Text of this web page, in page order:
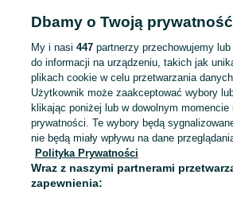
Jagody Leśne
Częstochowa, Raków
20 lipca 2026
25 zł
Dbamy o Twoją prywatność
My i nasi 447partnerzy przechowujemy
do informacji na urządzeniu, takich jak
plikach cookie w celu przetwarzania
Użytkownik może zaakceptować wybory
klikając poniżej lub w dowolnym
prywatności. Te wybory będą
nie będą miały wpływu na dane
Polityka Prywatności
Wraz z naszymi partnerami
zapewnienia: